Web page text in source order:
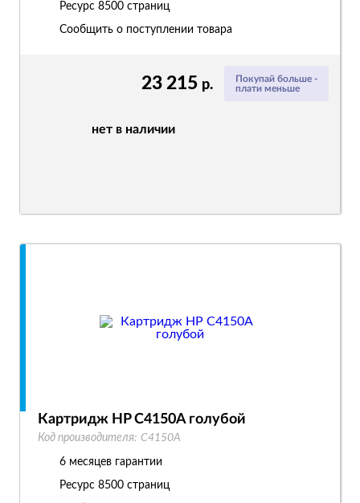
Покупай больше -
плати меньше
23 215 р.
нет в наличии
Ресурс 8500 страниц
Сообщить о поступлении товара
Картридж HP C4150A голубой
Код производителя: C4150A
6 месяцев гарантии
Ресурс 8500 страниц